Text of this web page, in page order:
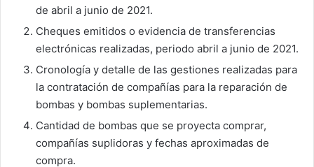
de abril a junio de 2021.
Cheques emitidos o evidencia de transferencias
electrónicas realizadas, periodo abril a junio de 2021.
Cronología y detalle de las gestiones realizadas para
la contratación de compañías para la reparación de
bombas y bombas suplementarias.
Cantidad de bombas que se proyecta comprar,
compañías suplidoras y fechas aproximadas de
compra.